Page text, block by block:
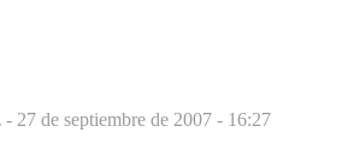
- 27 de septiembre de 2007 - 16:27